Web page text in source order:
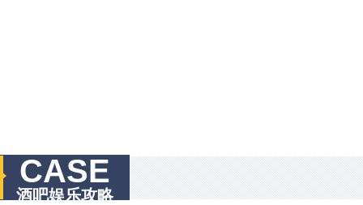
CASE
酒吧娱乐攻略